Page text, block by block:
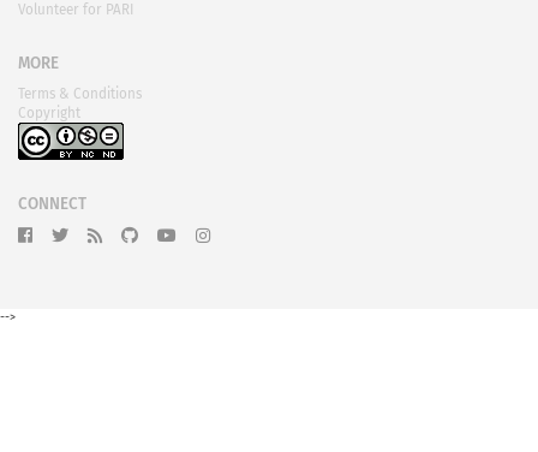
Volunteer for PARI
MORE
Terms & Conditions
Copyright
CONNECT
-->